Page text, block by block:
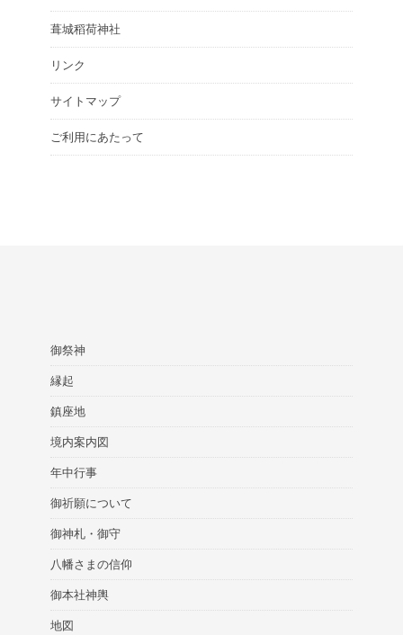
葺城稻荷神社
リンク
サイトマップ
ご利用にあたって
御祭神
縁起
鎮座地
境内案内図
年中行事
御祈願について
御神札・御守
八幡さまの信仰
御本社神輿
地図